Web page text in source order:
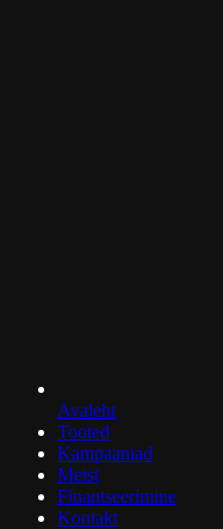
Avaleht
Tooted
Kampaaniad
Meist
Finantseerimine
Kontakt